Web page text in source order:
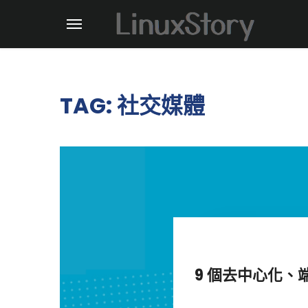
TAG: 社交媒體
9 個去中心化、